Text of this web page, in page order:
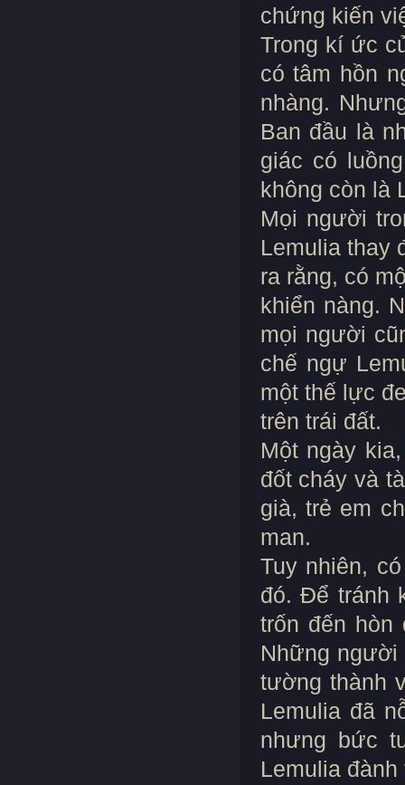
chứng kiến
Trong kí ức
có tâm hồn
nhàng.
Ban đầu là
giác có
không còn là
Mọi người
Lemulia thay
ra rằng, có
khiển nàng.
mọi người
chế ngự
một thế lực
trên trái đất.
Một ngày
đốt cháy và
già, trẻ em
man.
Tuy nhiên,
đó. Để tránh
trốn đến hòn
Những người
tường thành
Lemulia đã
nhưng bức
Lemulia